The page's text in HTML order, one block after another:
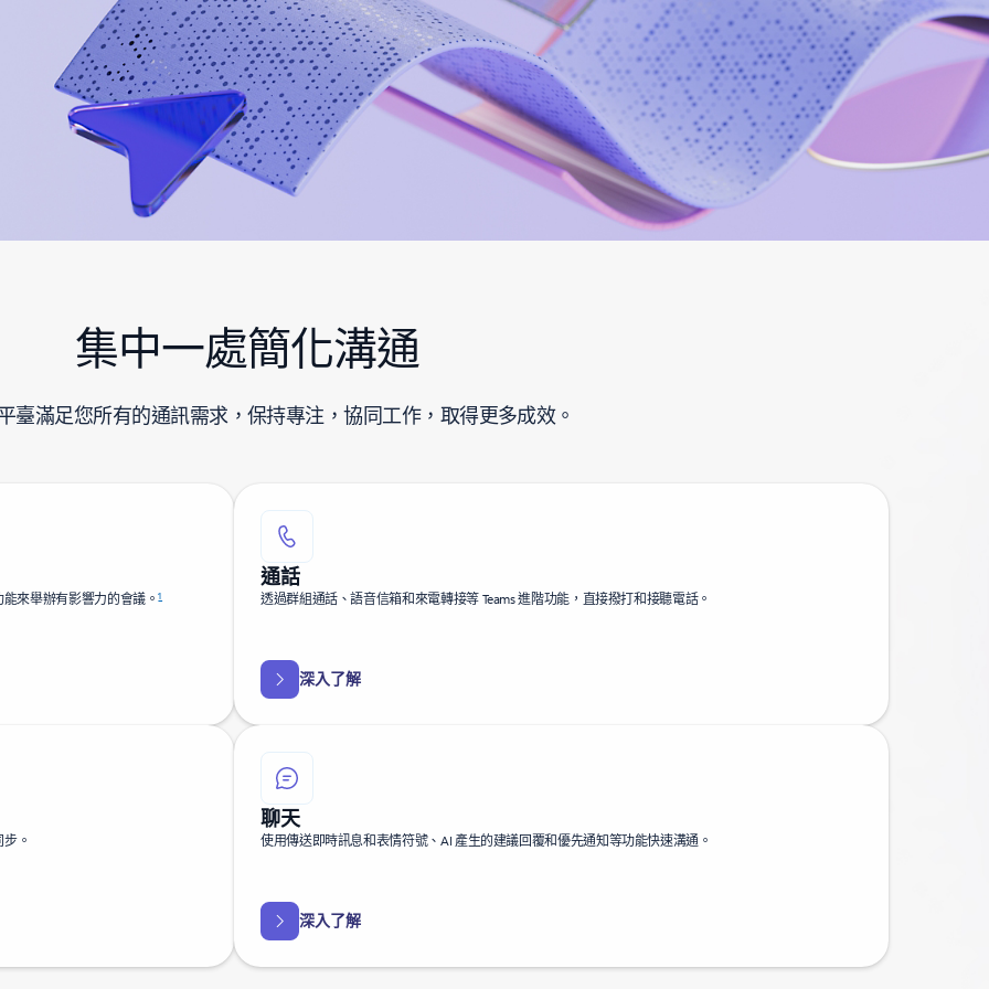
集中一處簡化溝通
臺滿足您所有的通訊需求，保持專注，協同工作，取得更多成效。
能來舉辦有影響力的會議。1
通話
透過群組通話、語音信箱和來電轉接等 Teams 進階功能，直接撥打和接聽電話。
深入了解
。
聊天
使用傳送即時訊息和表情符號、AI 產生的建議回覆和優先通知等功能快速溝通。
深入了解